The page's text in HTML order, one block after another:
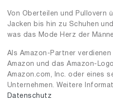
Von Oberteilen und Pullovern
Jacken bis hin zu Schuhen
was das Mode Herz der
Als Amazon-Partner
Amazon und das Amazon-
Amazon.com, Inc. oder eines
Unternehmen. Weitere
Datenschutz